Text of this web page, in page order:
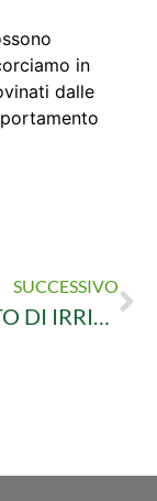
in
dalle
SUCCESSIVO
IMPIANTO DI IRRIGAZIONE: PROTEZIONE ANTIGELO